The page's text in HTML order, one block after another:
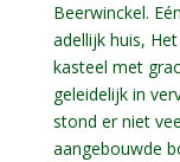
Beerwinckel.
adellijk huis,
kasteel met
geleidelijk in
stond er niet
aangebouwde